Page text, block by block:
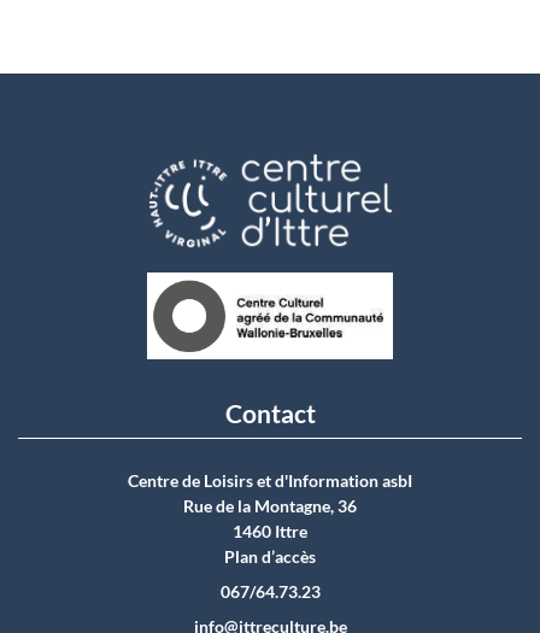
Contact
Centre de Loisirs et d'Information asbI
Rue de la Montagne, 36
1460 Ittre
Plan d’accès
067/64.73.23
info@ittreculture.be